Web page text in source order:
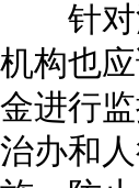
针对涉
机构也
金进行
治办和